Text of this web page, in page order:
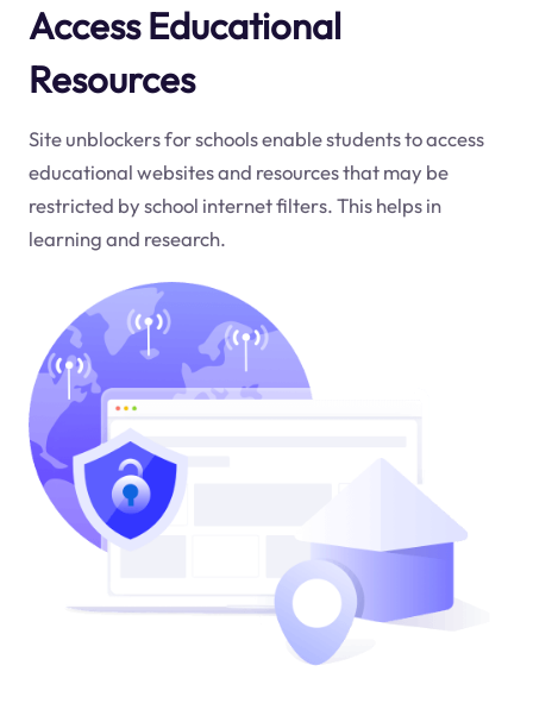
Access Educational
Resources
Site unblockers for schools enable students to access
educational websites and resources that may be
restricted by school internet filters. This helps in
learning and research.